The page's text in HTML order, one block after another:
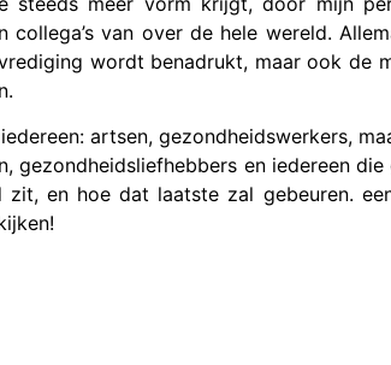
collega’s van over de hele wereld.
wordt benadrukt, maar ook de
artsen, gezondheidswerkers,
gezondheidsliefhebbers en iedereen
zit, en hoe dat laatste zal gebeuren.